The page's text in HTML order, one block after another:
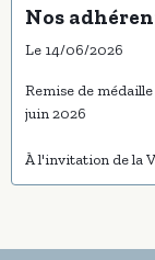
Nos
Le 14/06/2026
Remise de médaille
juin 2026
À l'invitation de la
particulièrement